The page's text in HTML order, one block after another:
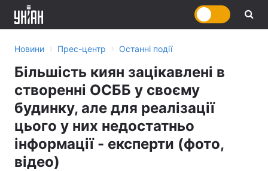
Новини › Прес-центр › Останні події
Більшість киян зацікавлені в
створенні ОСББ у своєму
будинку, але для реалізації
цього у них недостатньо
інформації - експерти (фото,
відео)